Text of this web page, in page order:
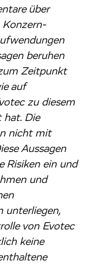
über
Konzern-
beruhen
Zeitpunkt
auf
zu diesem
hat. Die
nicht mit
Aussagen
Risiken ein und
und
unterliegen,
von Evotec
keine